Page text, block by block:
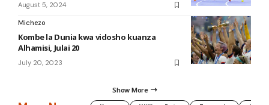
August 5, 2024
Michezo
Kombe la Dunia kwa vidosho kuanza
Alhamisi, Julai 20
July 20, 2023
Show More